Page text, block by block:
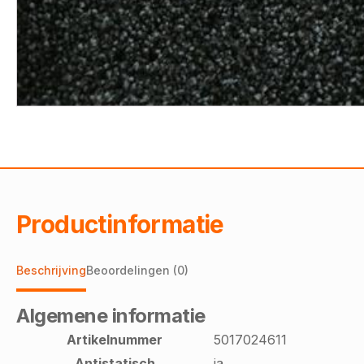
Productinformatie
BeschrijvingBeoordelingen (0)
Algemene informatie
Artikelnummer
5017024611